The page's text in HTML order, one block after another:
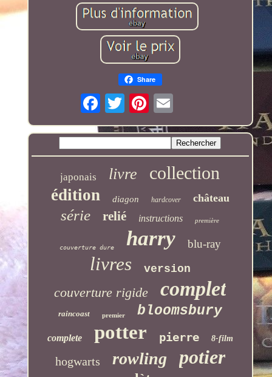
Share
japonais livre collection
édition diagon hardcover château
série relié instructions première
couverture dure harry blu-ray
livres version
couverture rigide complet
raincoast premier bloomsbury
complete potter pierre 8-film
hogwarts rowling potier